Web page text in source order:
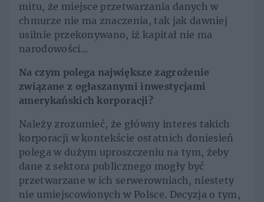
mitu, że miejsce przetwarzania danych w
chmurze nie ma znaczenia, tak jak dawniej
usilnie przekonywano, iż kapitał nie ma
narodowości...
Na czym polega największe zagrożenie
związane z ogłaszanymi inwestycjami
amerykańskich korporacji?
Należy zrozumieć, że główny interes takich
korporacji w kontekście ostatnich doniesień
polega w dużym uproszczeniu na tym, żeby
dane z sektora publicznego mogły być
przetwarzane w ich serwerowniach, niestety
nie umiejscowionych w Polsce. Decyzja o tym,